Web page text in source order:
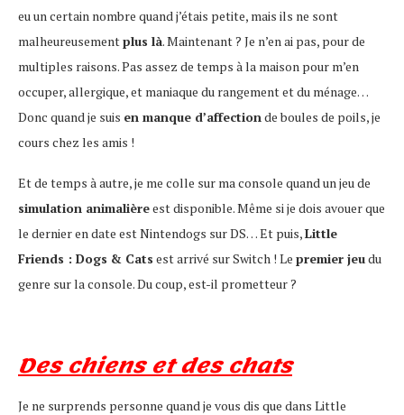
eu un certain nombre quand j’étais petite, mais ils ne sont
malheureusementplus là. Maintenant ? Je n’en ai pas, pour de
multiples raisons. Pas assez de temps à la maison pour m’en
occuper, allergique, et maniaque du rangement et du ménage…
Donc quand je suis en manque d’affection de boules de poils, je
cours chez les amis !
Et de temps à autre, je me colle sur ma console quand un jeu de
simulation animalièreest disponible. Même si je dois avouer que
le dernier en date est Nintendogs sur DS… Et puis,Little
Friends : Dogs & Cats est arrivé sur Switch ! Le premier jeudu
genre sur la console. Du coup, est-il prometteur ?
Des chiens et des chats
Je ne surprends personne quand je vous dis que dans Little